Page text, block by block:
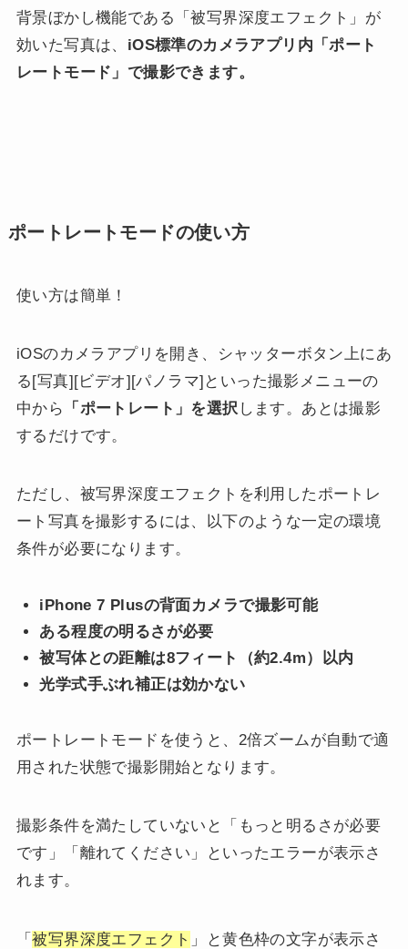
背景ぼかし機能である「被写界深度エフェクト」が
効いた写真は、 iOS標準のカメラアプリ内「ポート
レートモード」で撮影できます。
ポートレートモードの使い方
使い方は簡単！
iOSのカメラアプリを開き、シャッターボタン上にあ
る[写真][ビデオ][パノラマ]といった撮影メニューの
中から
「ポートレート」を選択 します。あとは撮影
するだけです。
ただし、被写界深度エフェクトを利用したポートレ
ート写真を撮影するには、以下のような一定の環境
条件が必要になります。
iPhone 7 Plusの背面カメラで撮影可能
ある程度の明るさが必要
被写体との距離は8フィート（約2.4m）以内
光学式手ぶれ補正は効かない
ポートレートモードを使うと、2倍ズームが自動で適
用された状態で撮影開始となります。
撮影条件を満たしていないと「もっと明るさが必要
です」「離れてください」といったエラーが表示さ
れます。
「被写界深度エフェクト 」と黄色枠の文字が表示さ